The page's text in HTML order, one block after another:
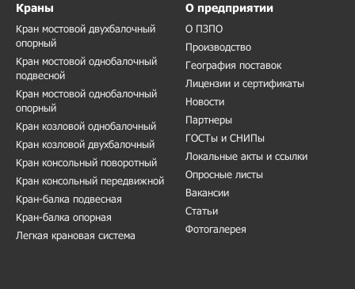
Краны
Кран мостовой двухбалочный
опорный
Кран мостовой однобалочный
подвесной
Кран мостовой однобалочный
опорный
Кран козловой однобалочный
Кран козловой двухбалочный
Кран консольный поворотный
Кран консольный передвижной
Кран-балка подвесная
Кран-балка опорная
Легкая крановая система
О предприятии
О ПЗПО
Производство
География поставок
Лицензии и сертификаты
Новости
Партнеры
ГОСТы и СНИПы
Локальные акты и ссылки
Опросные листы
Вакансии
Статьи
Фотогалерея